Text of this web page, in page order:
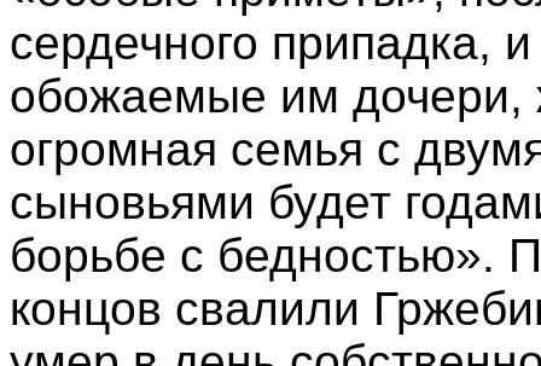
сердечного припадка,
обожаемые им дочери,
огромная семья с
сыновьями будет
борьбе с бедностью».
концов свалили